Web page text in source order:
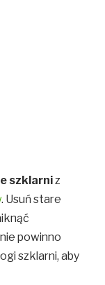
szklarniz
. Usuń stare
powinno
szklarni, aby